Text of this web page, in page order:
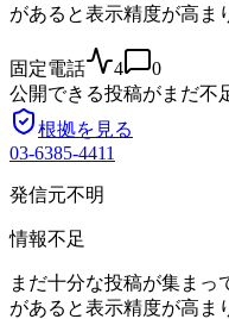
があると表示精度が高ま
固定電話 4
0
公開できる投稿がまだ不
根拠を見る
03-6385-4411
発信元不明
情報不足
まだ十分な投稿が集まっ
があると表示精度が高ま